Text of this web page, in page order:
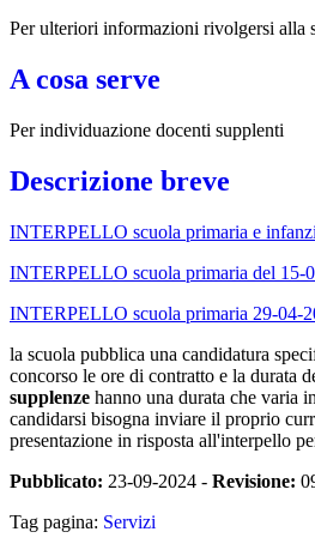
Per ulteriori informazioni rivolgersi alla
A cosa serve
Per individuazione docenti supplenti
Descrizione breve
INTERPELLO scuola primaria e
INTERPELLO scuola primaria del 15-
INTERPELLO scuola primaria 29-04-
la scuola pubblica una candidatura
concorso le ore di contratto e la durata
supplenze hanno una durata che varia
candidarsi bisogna inviare il proprio
presentazione in risposta all'interpello
Pubblicato: 23-09-2024 - Revisione:
Tag pagina: Servizi